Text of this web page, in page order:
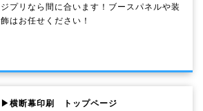
ジプリなら間に合います！ブースパネルや装
飾はお任せください！
▶横断幕印刷 トップページ